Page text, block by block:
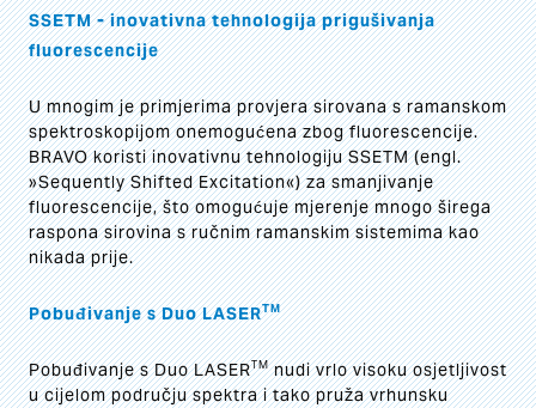
SSETM - inovativna tehnologija prigušivanja
fluorescencije
U mnogim je primjerima provjera sirovana s ramanskom
spektroskopijom onemogućena zbog fluorescencije.
BRAVO koristi inovativnu tehnologiju SSETM (engl.
»Sequently Shifted Excitation«) za smanjivanje
fluorescencije, što omogućuje mjerenje mnogo širega
raspona sirovina s ručnim ramanskim sistemima kao
nikada prije.
Pobuđivanje s Duo LASERTM
Pobuđivanje s Duo LASERTMnudi vrlo visoku osjetljivost
u cijelom području spektra i tako pruža vrhunsku